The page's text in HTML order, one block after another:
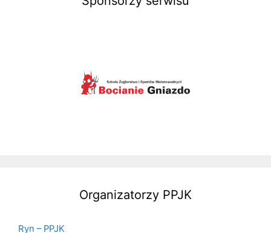
Organizatorzy PPJK
Ryn – PPJK